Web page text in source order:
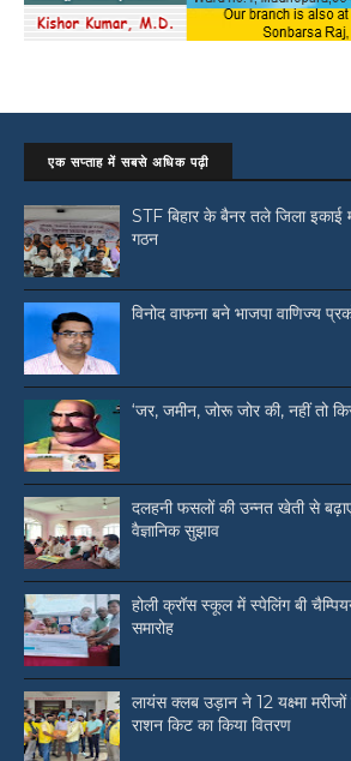
एक सप्ताह में सबसे अधिक पढ़ी
STF बिहार के बैनर तले जिला इकाई
गठन
विनोद वाफना बने भाजपा वाणिज्य
‘जर, जमीन, जोरू जोर की, नहीं तो
दलहनी फसलों की उन्नत खेती से बढ़ाएं
वैज्ञानिक सुझाव
होली क्रॉस स्कूल में स्पेलिंग बी
समारोह
लायंस क्लब उड़ान ने 12 यक्ष्मा मरीजों
राशन किट का किया वितरण